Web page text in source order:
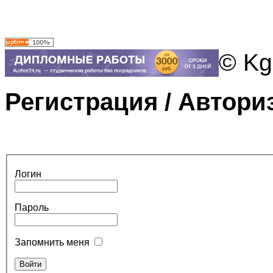
©
Регистрация /
Логин
Пароль
Запомнить меня